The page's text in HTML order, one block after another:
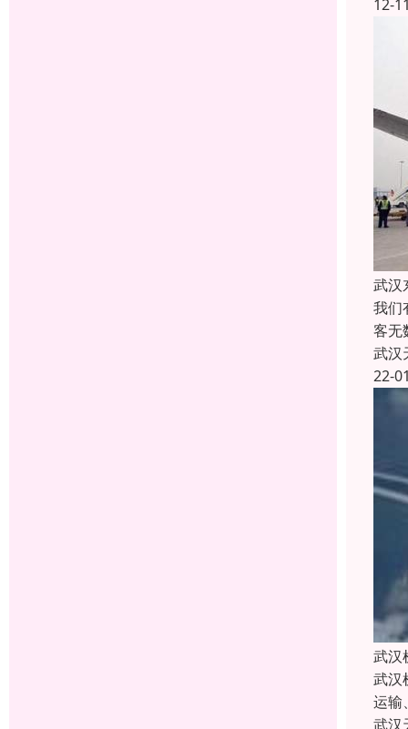
12-
武汉
我们
客无
武汉
22-
武汉
武汉
运输
武汉